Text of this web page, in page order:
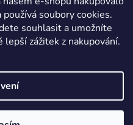
soubory cookies.
souhlasit a umožníte
zážitek z nakupování.
Shoptet